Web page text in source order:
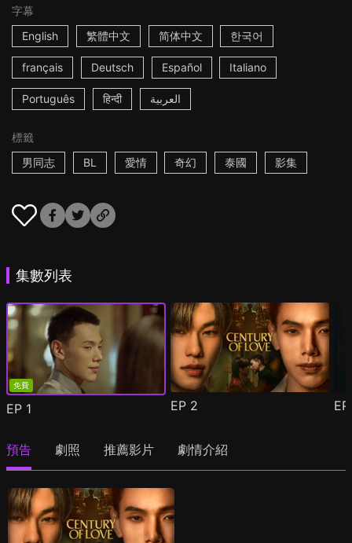
字幕
English
繁體中文 简体中文 한국어
français Deutsch Español Italiano
Português हिन्दी العربية
標籤
男同志
BL 愛情 奇幻 泰國 影集
集數列表
免費
EP 1 EP 2
預告 劇照 推薦影片 劇情介紹